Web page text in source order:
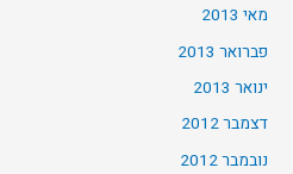
מאי 2013
פברואר 2013
ינואר 2013
דצמבר 2012
נובמבר 2012